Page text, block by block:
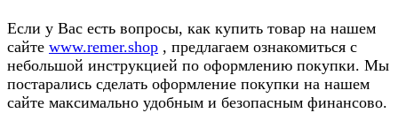
Если у Вас есть вопросы, как купить товар на нашем
сайте www.remer.shop , предлагаем ознакомиться с
небольшой инструкцией по оформлению покупки. Мы
постарались сделать оформление покупки на нашем
сайте максимально удобным и безопасным финансово.